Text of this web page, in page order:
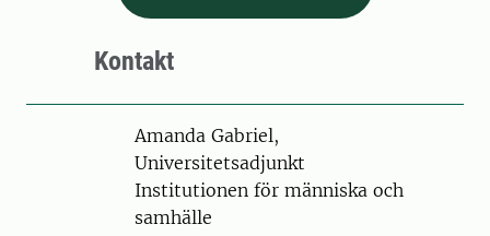
Kontakt
PersonAmanda Gabriel,
Universitetsadjunkt
Institutionen för människa och
samhälle